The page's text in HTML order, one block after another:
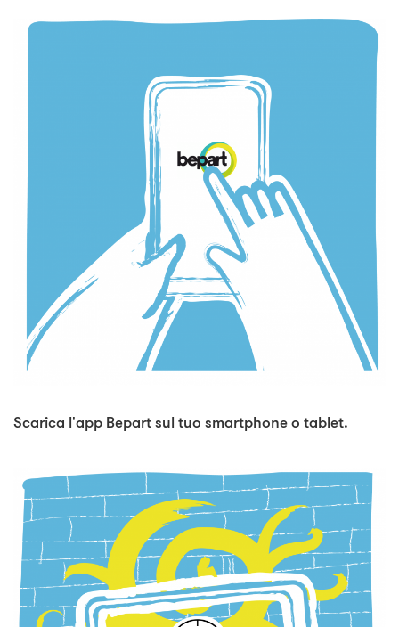
Scarica l'app Bepart sul tuo smartphone o tablet.